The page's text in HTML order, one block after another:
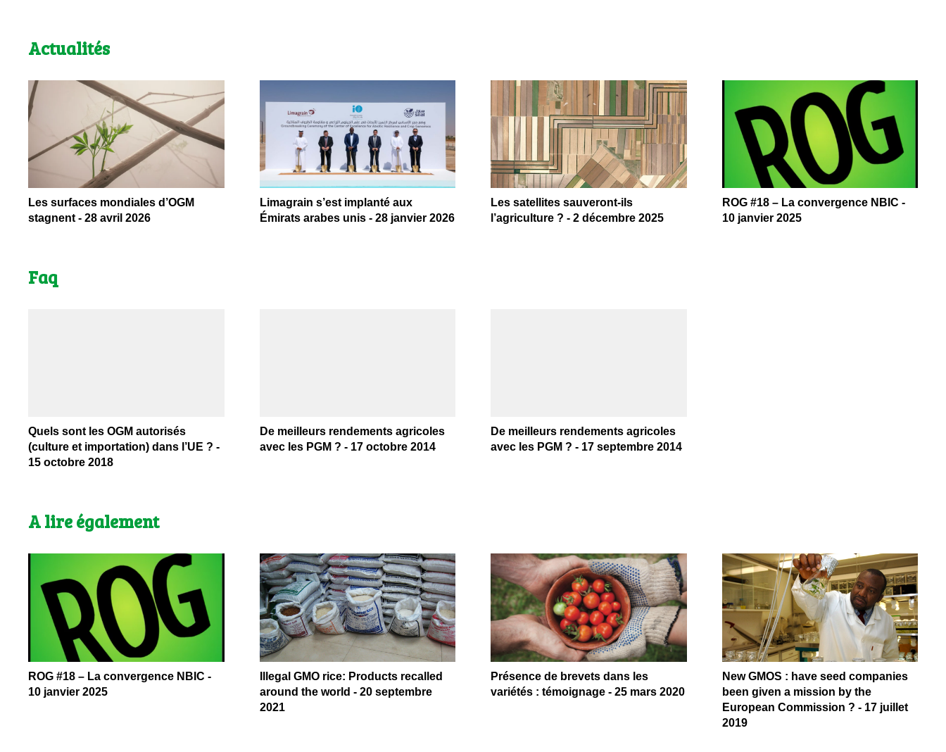
Actualités
Les surfaces mondiales d’OGM
stagnent - 28 avril 2026
Limagrain s’est implanté aux
Émirats arabes unis - 28 janvier 2026
Les satellites sauveront-ils
l’agriculture ? - 2 décembre 2025
ROG #18 – La convergence NBIC -
10 janvier 2025
Faq
Quels sont les OGM autorisés
(culture et importation) dans l’UE ? -
15 octobre 2018
De meilleurs rendements agricoles
avec les PGM ? - 17 octobre 2014
De meilleurs rendements agricoles
avec les PGM ? - 17 septembre 2014
A lire également
ROG #18 – La convergence NBIC -
10 janvier 2025
Illegal GMO rice: Products recalled
around the world - 20 septembre
2021
Présence de brevets dans les
variétés : témoignage - 25 mars 2020
New GMOS : have seed companies
been given a mission by the
European Commission ? - 17 juillet
2019